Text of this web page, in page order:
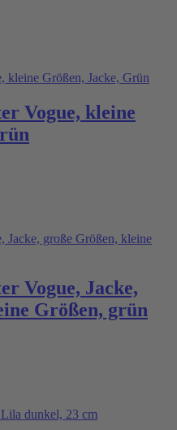
Vogue, kleine
Vogue, Jacke,
Größen, grün